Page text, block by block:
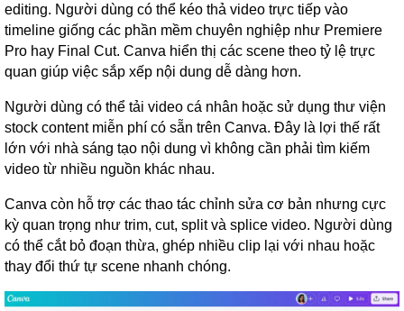
editing. Người dùng có thể kéo thả video trực tiếp vào
timeline giống các phần mềm chuyên nghiệp như Premiere
Pro hay Final Cut. Canva hiển thị các scene theo tỷ lệ trực
quan giúp việc sắp xếp nội dung dễ dàng hơn.
Người dùng có thể tải video cá nhân hoặc sử dụng thư viện
stock content miễn phí có sẵn trên Canva. Đây là lợi thế rất
lớn với nhà sáng tạo nội dung vì không cần phải tìm kiếm
video từ nhiều nguồn khác nhau.
Canva còn hỗ trợ các thao tác chỉnh sửa cơ bản nhưng cực
kỳ quan trọng như trim, cut, split và splice video. Người dùng
có thể cắt bỏ đoạn thừa, ghép nhiều clip lại với nhau hoặc
thay đổi thứ tự scene nhanh chóng.